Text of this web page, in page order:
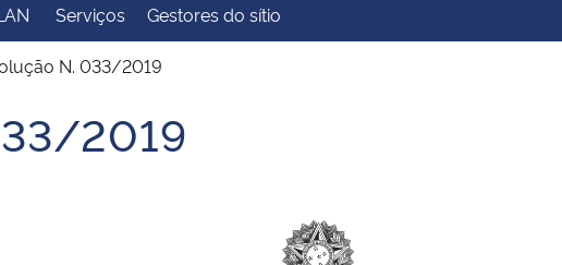
Ministério do
Desenvolvimento Regional
Advocacia-Geral da União
Serviços Gestores do sítio
N. 033/2019
2019